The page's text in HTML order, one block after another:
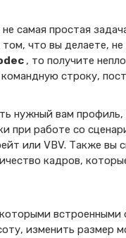
самая простая
что вы делаете,
, то получите
строку,
нужный вам
при работе со
или VBV. Также вы
кадров,
изменить размер